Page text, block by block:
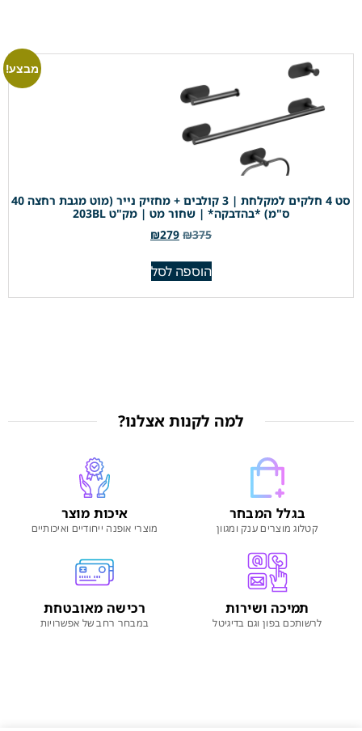
מבצע!
סט 4 חלקים למקלחת | 3 קולבים + מחזיק נייר (מוט מגבת רחצה 40
ס"מ) *בהדבקה* | שחור מט | מק"ט 203BL
₪375
₪279
הוספה לסל
למה לקנות אצלנו?
בגלל המבחר
קטלוג מוצרים ענק ומגוון
איכות מוצר
מוצרי אופנה ייחודיים ואיכותיים
תמיכה ושירות
לרשותכם בפון וגם בדיגיטל
רכישה מאובטחת
במבחר רחב של אפשרויות